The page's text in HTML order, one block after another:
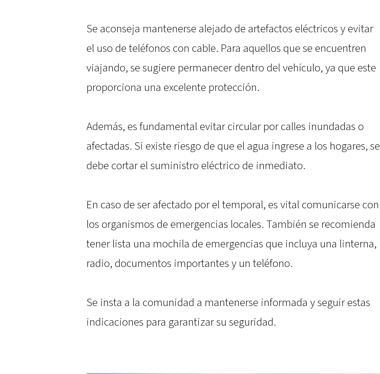
Se aconseja mantenerse alejado de artefactos eléctricos y evitar
el uso de teléfonos con cable. Para aquellos que se encuentren
viajando, se sugiere permanecer dentro del vehículo, ya que este
proporciona una excelente protección.
Además, es fundamental evitar circular por calles inundadas o
afectadas. Si existe riesgo de que el agua ingrese a los hogares, se
debe cortar el suministro eléctrico de inmediato.
En caso de ser afectado por el temporal, es vital comunicarse con
los organismos de emergencias locales. También se recomienda
tener lista una mochila de emergencias que incluya una linterna,
radio, documentos importantes y un teléfono.
Se insta a la comunidad a mantenerse informada y seguir estas
indicaciones para garantizar su seguridad.